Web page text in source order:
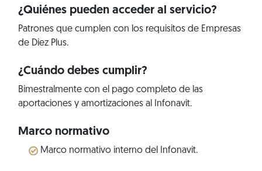
¿Quiénes pueden acceder al servicio?
Patrones que cumplen con los requisitos de Empresas
de Diez Plus.
¿Cuándo debes cumplir?
Bimestralmente con el pago completo de las
aportaciones y amortizaciones al Infonavit.
Marco normativo
Marco normativo interno del Infonavit.